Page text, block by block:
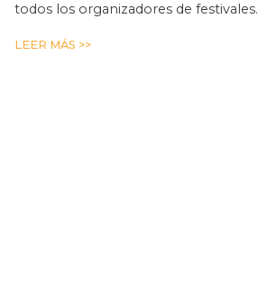
todos los organizadores de festivales.
LEER MÁS >>